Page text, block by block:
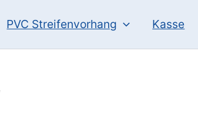
PVC Streifenvorhang Kasse